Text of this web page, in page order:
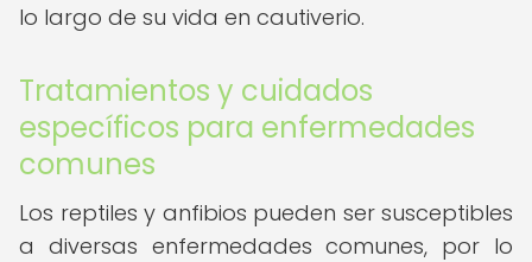
lo largo de su vida en cautiverio.
Tratamientos y cuidados
específicos para enfermedades
comunes
Los reptiles y anfibios pueden ser susceptibles
a diversas enfermedades comunes, por lo